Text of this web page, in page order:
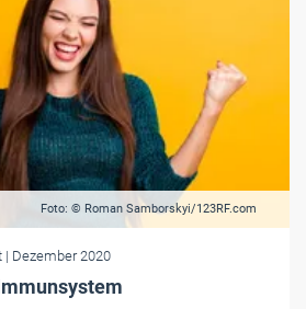
Foto: © Roman Samborskyi/123RF.com
| Dezember 2020